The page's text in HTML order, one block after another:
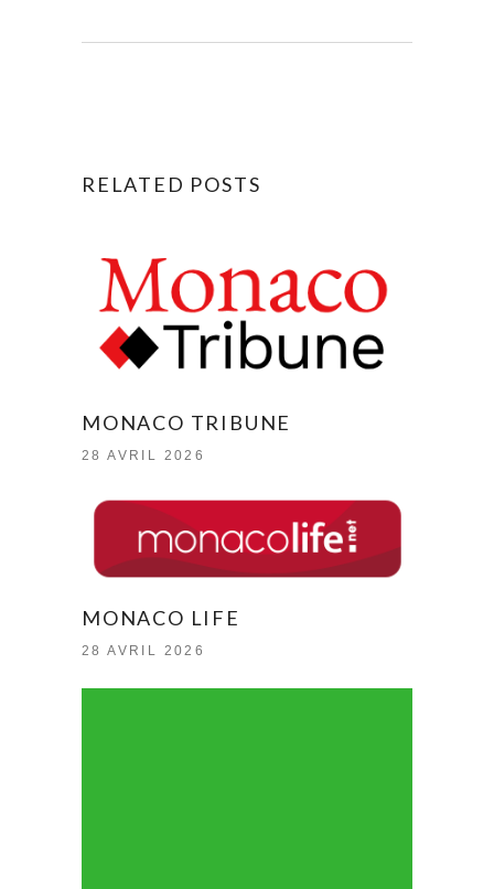
RELATED POSTS
MONACO TRIBUNE
28 AVRIL 2026
MONACO LIFE
28 AVRIL 2026